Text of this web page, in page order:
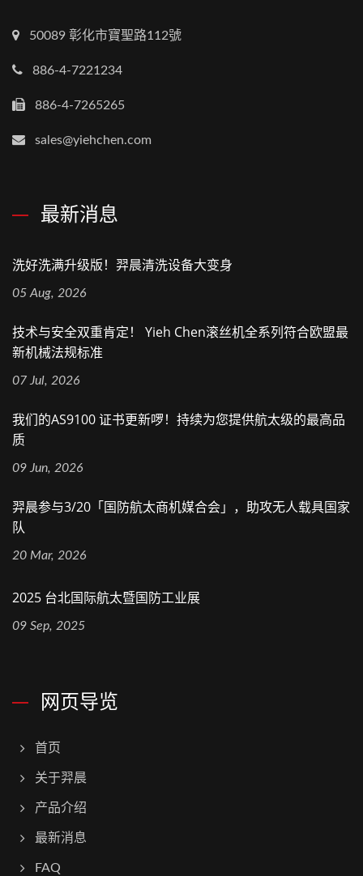
50089 彰化市寶聖路112號
886-4-7221234
886-4-7265265
sales@yiehchen.com
最新消息
洗好洗满升级版！羿晨清洗设备大变身
05 Aug, 2026
技术与安全双重肯定！ Yieh Chen滚丝机全系列符合欧盟最
新机械法规标准
07 Jul, 2026
我们的AS9100 证书更新啰！持续为您提供航太级的最高品
质
09 Jun, 2026
羿晨参与3/20「国防航太商机媒合会」，助攻无人载具国家
队
20 Mar, 2026
2025 台北国际航太暨国防工业展
09 Sep, 2025
网页导览
首页
关于羿晨
产品介绍
最新消息
FAQ